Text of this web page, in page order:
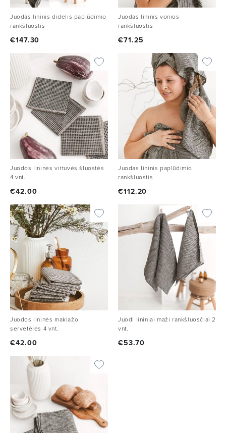
Juodas lininis didelis paplūdimio
rankšluostis
€147.30
Juodas lininis vonios
rankšluostis
€71.25
Juodos lininės virtuvės šluostės
4 vnt.
€42.00
Juodas lininis paplūdimio
rankšluostis
€112.20
Juodos lininės makiažo
servetėlės 4 vnt.
€42.00
Juodi lininiai maži rankšluosčiai 2
vnt.
€53.70